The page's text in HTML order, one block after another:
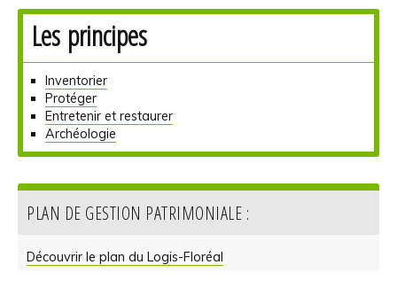
Les principes
Inventorier
Protéger
Entretenir et restaurer
Archéologie
PLAN DE GESTION PATRIMONIALE :
Découvrir le plan du Logis-Floréal